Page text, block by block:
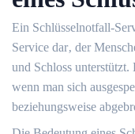
Ein Schlüsselnotfall-
Service dar‚ der
und Schloss unterstützt.​
wenn man sich
beziehungsweise